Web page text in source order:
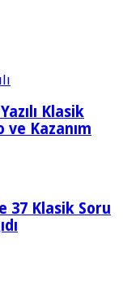
Klasik
ve Kazanım
37 Klasik Soru